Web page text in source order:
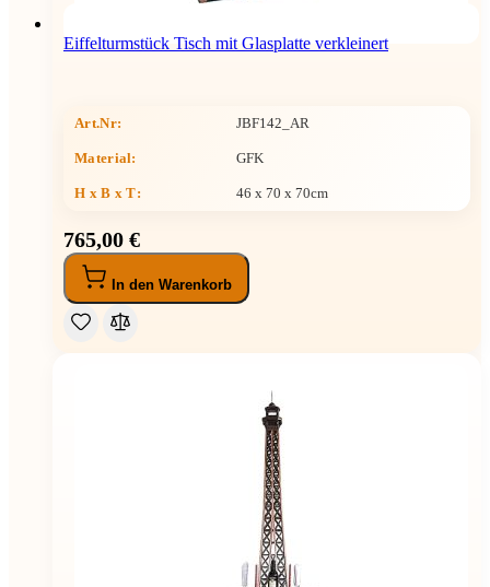
Eiffelturmstück Tisch mit Glasplatte verkleinert
Art.Nr: JBF142_AR
Material: GFK
H x B x T: 46 x 70 x 70cm
765,00 €
In den Warenkorb